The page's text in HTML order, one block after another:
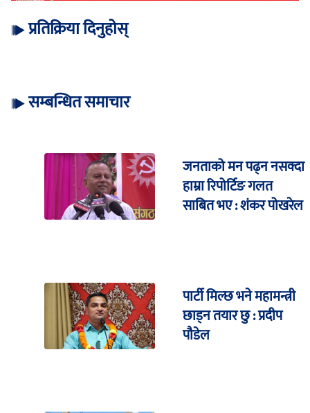
प्रतिक्रिया दिनुहोस्
सम्बन्धित समाचार
जनताको मन पढ्न नसक्दा
हाम्रा रिपोर्टिङ गलत
साबित भए : शंकर पोखरेल
पार्टी मिल्छ भने महामन्त्री
छाड्न तयार छु : प्रदीप
पौडेल